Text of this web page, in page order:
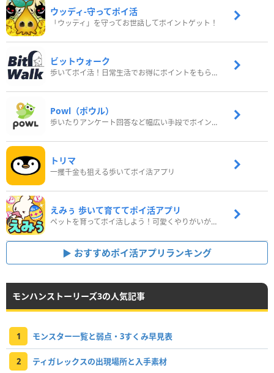
ウッディ‐守ってポイ活
「ウッディ」を守ってお世話してポイントゲット！
ビットウォーク
歩いてポイ活！日常生活でお得にポイントをもらおう
Powl（ポウル）
歩いたりアンケート回答など幅広い手段でポイントをゲット
トリマ
一攫千金も狙える歩いてポイ活アプリ
えみぅ 歩いて育ててポイ活アプリ
ペットを育ってポイ活しよう！可愛くやりがいがある新感覚アプリ
おすすめポイ活アプリランキング
モンハンストーリーズ3の人気記事
1 モンスター一覧と弱点・3すくみ早見表
2 ティガレックスの出現場所と入手素材